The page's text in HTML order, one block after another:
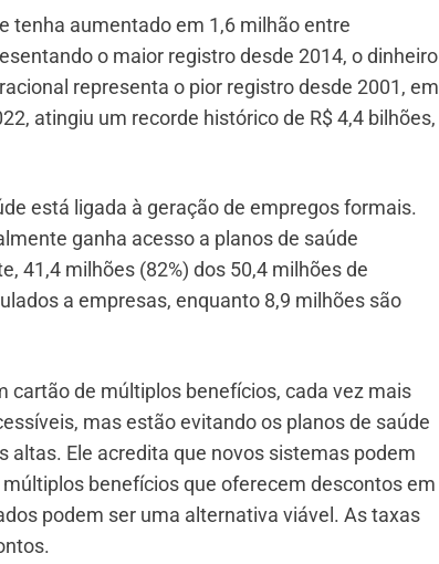
tenha aumentado em 1,6 milhão entre
o maior registro desde 2014, o dinheiro
representa o pior registro desde 2001, em
atingiu um recorde histórico de R$ 4,4 bilhões,
está ligada à geração de empregos formais.
ganha acesso a planos de saúde
41,4 milhões (82%) dos 50,4 milhões de
a empresas, enquanto 8,9 milhões são
cartão de múltiplos benefícios, cada vez mais
mas estão evitando os planos de saúde
Ele acredita que novos sistemas podem
benefícios que oferecem descontos em
podem ser uma alternativa viável. As taxas